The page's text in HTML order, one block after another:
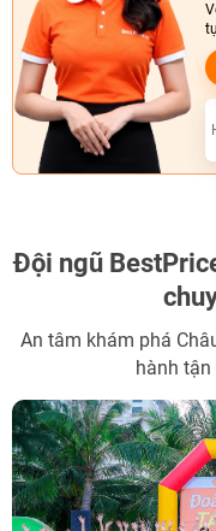
Đội ngũ
An tâm khám phá
hành